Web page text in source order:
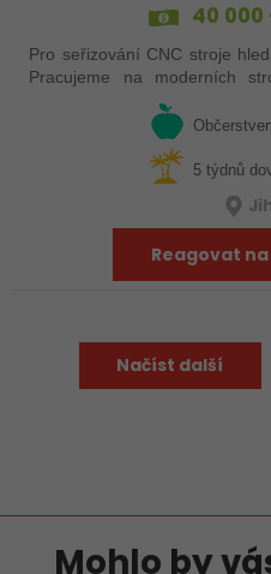
40 000
Pro seřizování CNC stroje
Pracujeme na moderních
prostředí. Pracovistě u Jihlavy.
5 týdnů
Reagovat
Načíst další
Mohlo by